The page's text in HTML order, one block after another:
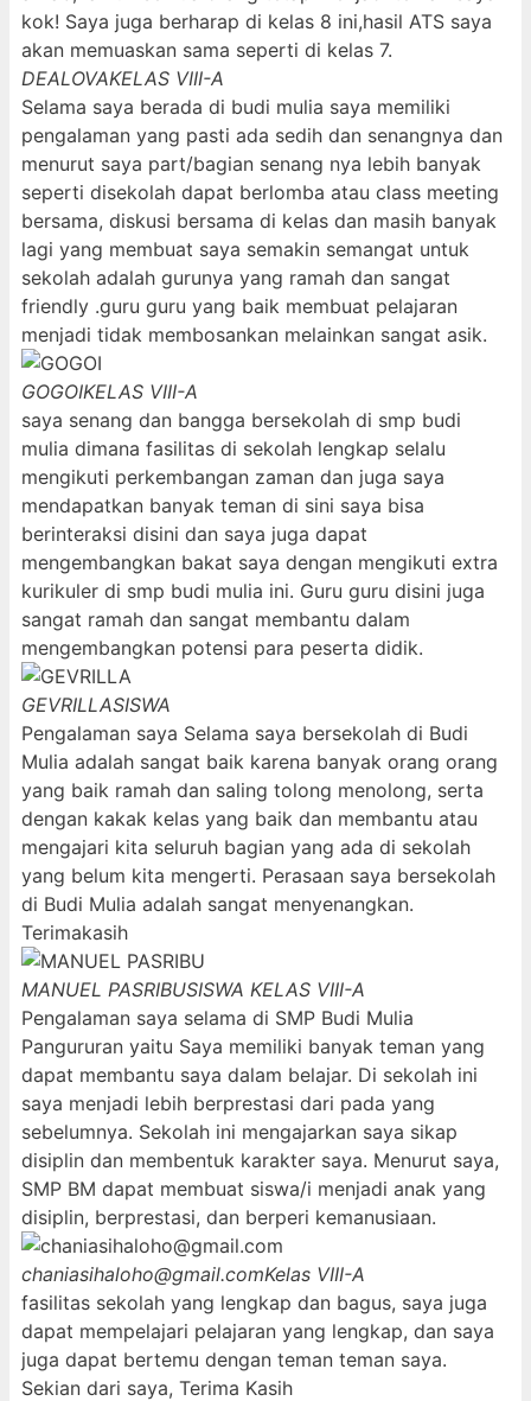
kok! Saya juga berharap di kelas 8 ini,hasil ATS saya
akan memuaskan sama seperti di kelas 7.
DEALOVAKELAS VIII-A
Selama saya berada di budi mulia saya memiliki
pengalaman yang pasti ada sedih dan senangnya dan
menurut saya part/bagian senang nya lebih banyak
seperti disekolah dapat berlomba atau class meeting
bersama, diskusi bersama di kelas dan masih banyak
lagi yang membuat saya semakin semangat untuk
sekolah adalah gurunya yang ramah dan sangat
friendly .guru guru yang baik membuat pelajaran
menjadi tidak membosankan melainkan sangat asik.
GOGOIKELAS VIII-A
saya senang dan bangga bersekolah di smp budi
mulia dimana fasilitas di sekolah lengkap selalu
mengikuti perkembangan zaman dan juga saya
mendapatkan banyak teman di sini saya bisa
berinteraksi disini dan saya juga dapat
mengembangkan bakat saya dengan mengikuti extra
kurikuler di smp budi mulia ini. Guru guru disini juga
sangat ramah dan sangat membantu dalam
mengembangkan potensi para peserta didik.
GEVRILLASISWA
Pengalaman saya Selama saya bersekolah di Budi
Mulia adalah sangat baik karena banyak orang orang
yang baik ramah dan saling tolong menolong, serta
dengan kakak kelas yang baik dan membantu atau
mengajari kita seluruh bagian yang ada di sekolah
yang belum kita mengerti. Perasaan saya bersekolah
di Budi Mulia adalah sangat menyenangkan.
Terimakasih
MANUEL PASRIBUSISWA KELAS VIII-A
Pengalaman saya selama di SMP Budi Mulia
Pangururan yaitu Saya memiliki banyak teman yang
dapat membantu saya dalam belajar. Di sekolah ini
saya menjadi lebih berprestasi dari pada yang
sebelumnya. Sekolah ini mengajarkan saya sikap
disiplin dan membentuk karakter saya. Menurut saya,
SMP BM dapat membuat siswa/i menjadi anak yang
disiplin, berprestasi, dan berperi kemanusiaan.
chaniasihaloho@gmail.comKelas VIII-A
fasilitas sekolah yang lengkap dan bagus, saya juga
dapat mempelajari pelajaran yang lengkap, dan saya
juga dapat bertemu dengan teman teman saya.
Sekian dari saya, Terima Kasih